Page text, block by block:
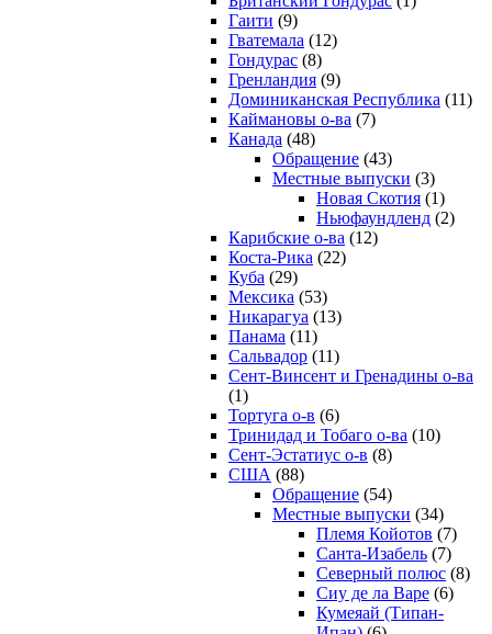
Гаити (9)
Гватемала (12)
Гондурас (8)
Гренландия (9)
Доминиканская Республика (11)
Каймановы о-ва (7)
Канада (48)
Обращение (43)
Местные выпуски (3)
Новая Скотия (1)
Ньюфаундленд (2)
Карибские о-ва (12)
Коста-Рика (22)
Куба (29)
Мексика (53)
Никарагуа (13)
Панама (11)
Сальвадор (11)
Сент-Винсент и Гренадины о-ва
(1)
Тортуга о-в (6)
Тринидад и Тобаго о-ва (10)
Сент-Эстатиус о-в (8)
США (88)
Обращение (54)
Местные выпуски (34)
Племя Койотов (7)
Санта-Изабель (7)
Северный полюс (8)
Сиу де ла Варе (6)
Кумеяай (Типан-